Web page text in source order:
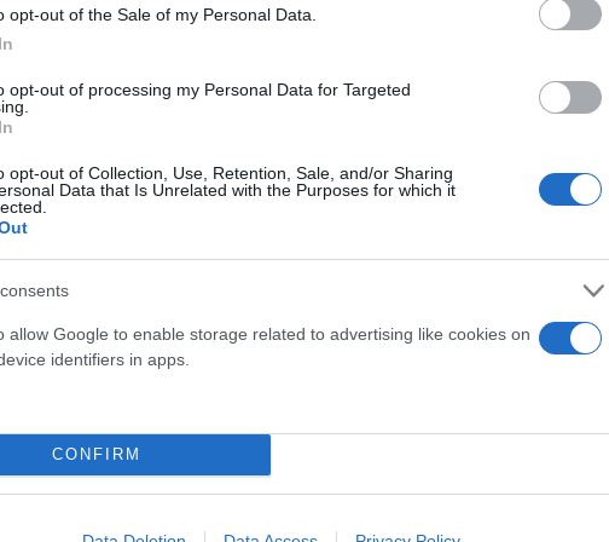
opt-out of the Sale of my Personal Data.
opt-out of processing my Personal Data for Targeted
opt-out of Collection, Use, Retention, Sale, and/or Sharing
Data that Is Unrelated with the Purposes for which it
allow Google to enable storage related to advertising like cookies on
identifiers in apps.
CONFIRM
τους ζωή να καταστρέφεται με τον ερχομό του Cady.
παρουσία της Lily Collias στον ρόλο της κόρης τους, η
πραγματικότητας. Μέσα από τα μάτια της, η απειλή του
το ζευγάρι των γονιών, αλλά ολόκληρη την αίσθηση της